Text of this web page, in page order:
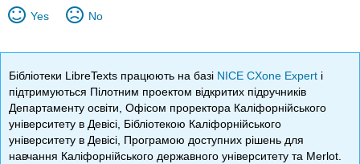
Yes No
Бібліотеки LibreTexts працюють на базі NICE CXone Expert і
підтримуються Пілотним проектом відкритих підручників
Департаменту освіти, Офісом проректора Каліфорнійського
університету в Девісі, Бібліотекою Каліфорнійського
університету в Девісі, Програмою доступних рішень для
навчання Каліфорнійського державного університету та Merlot.